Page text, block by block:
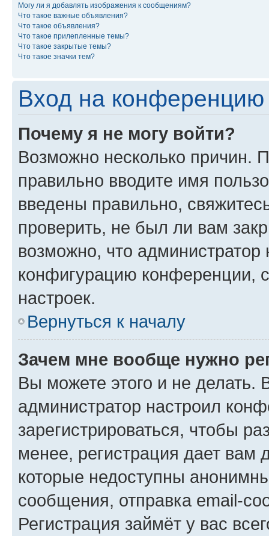
Могу ли я добавлять изображения к сообщениям?
Что такое важные объявления?
Что такое объявления?
Что такое прилепленные темы?
Что такое закрытые темы?
Что такое значки тем?
Вход на конференцию
Почему я не могу войти?
Возможно несколько причин.
правильно вводите имя
введены правильно,
проверить, не был ли вам
возможно, что администратор
конфигурацию конференции,
настроек.
Вернуться к началу
Зачем мне вообще нужно
Вы можете этого и не делать.
администратор настроил
зарегистрироваться, чтобы
менее, регистрация дает вам
которые недоступны
сообщения, отправка email-
Регистрация займёт у вас